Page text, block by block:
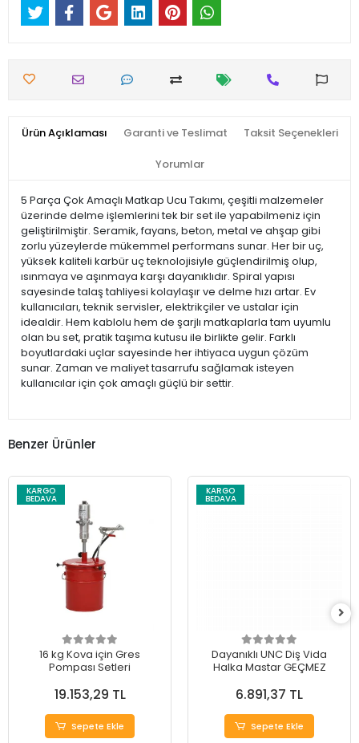
Ürün Açıklaması Garanti ve Teslimat Taksit Seçenekleri
Yorumlar
5 Parça Çok Amaçlı Matkap Ucu Takımı, çeşitli malzemeler
üzerinde delme işlemlerini tek bir set ile yapabilmeniz için
geliştirilmiştir. Seramik, fayans, beton, metal ve ahşap gibi
zorlu yüzeylerde mükemmel performans sunar. Her bir uç,
yüksek kaliteli karbür uç teknolojisiyle güçlendirilmiş olup,
ısınmaya ve aşınmaya karşı dayanıklıdır. Spiral yapısı
sayesinde talaş tahliyesi kolaylaşır ve delme hızı artar. Ev
kullanıcıları, teknik servisler, elektrikçiler ve ustalar için
idealdir. Hem kablolu hem de şarjlı matkaplarla tam uyumlu
olan bu set, pratik taşıma kutusu ile birlikte gelir. Farklı
boyutlardaki uçlar sayesinde her ihtiyaca uygun çözüm
sunar. Zaman ve maliyet tasarrufu sağlamak isteyen
kullanıcılar için çok amaçlı güçlü bir settir.
Benzer Ürünler
KARGO
BEDAVA
16 kg Kova için Gres
Pompası Setleri
19.153,29 TL
Sepete Ekle
KARGO
BEDAVA
Dayanıklı UNC Diş Vida
Halka Mastar GEÇMEZ
6.891,37 TL
Sepete Ekle